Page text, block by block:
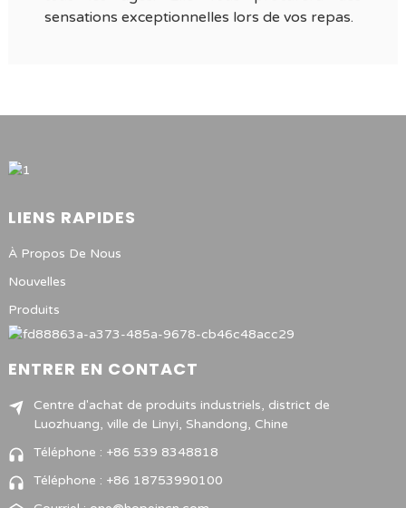
sensations exceptionnelles lors de vos repas.
LIENS RAPIDES
À Propos De Nous
Nouvelles
Produits
ENTRER EN CONTACT
Centre d'achat de produits industriels, district de
Luozhuang, ville de Linyi, Shandong, Chine
Téléphone : +86 539 8348818
Téléphone : +86 18753990100